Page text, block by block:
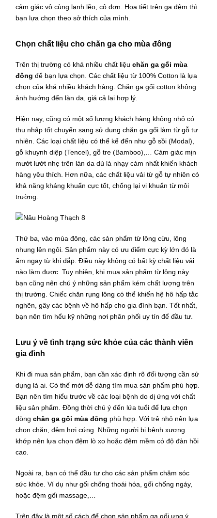
cảm giác vô cùng lạnh lẽo, cô đơn. Họa tiết trên ga đệm thì
bạn lựa chọn theo sở thích của mình.
Chọn chất liệu cho chăn ga cho mùa đông
Trên thị trường có khá nhiều chất liệuchăn ga gối mùa
đông để bạn lựa chọn. Các chất liệu từ 100% Cotton là lựa
chọn của khá nhiều khách hàng. Chăn ga gối cotton không
ảnh hướng đến làn da, giá cả lại hợp lý.
Hiện nay, cũng có một số lương khách hàng không nhỏ có
thu nhập tốt chuyển sang sử dụng chăn ga gối làm từ gỗ tự
nhiên. Các loại chất liệu có thể kể đến như gỗ sồi (Modal),
gỗ khuynh diệp (Tencel), gỗ tre (Bamboo),… Cảm giác mịn
mướt lướt nhẹ trên làn da dù là nhạy cảm nhất khiến khách
hàng yêu thích. Hơn nữa, các chất liệu vải từ gỗ tự nhiên có
khả năng kháng khuẩn cực tốt, chống lại vi khuẩn từ môi
trường.
Thứ ba, vào mùa đông, các sản phẩm từ lông cừu, lông
nhung lên ngôi. Sản phẩm này có ưu điểm cực kỳ lớn đó là
ấm ngay từ khi đắp. Điều này không có bất kỳ chất liệu vải
nào làm được. Tuy nhiên, khi mua sản phẩm từ lông này
bạn cũng nên chú ý những sản phẩm kém chất lượng trên
thị trường. Chiếc chăn rụng lông có thể khiến hệ hô hấp tắc
nghẽn, gây các bệnh về hô hấp cho gia đình bạn. Tốt nhất,
bạn nên tìm hểu kỹ những nơi phân phối uy tín để đầu tư.
Lưu ý về tình trạng sức khỏe của các thành viên
gia đình
Khi đi mua sản phẩm, bạn cần xác định rõ đối tượng cần sử
dụng là ai. Có thế mới dễ dàng tìm mua sản phẩm phù hợp.
Bạn nên tìm hiểu trước về các loại bệnh do dị ứng với chất
liệu sản phẩm. Đồng thời chú ý đến lứa tuổi để lựa chọn
dòngchăn ga gối mùa đông phù hợp. Với trẻ nhỏ nên lựa
chọn chăn, đệm hơi cứng. Những người bị bệnh xương
khớp nên lựa chọn đệm lò xo hoặc đệm mềm có độ đàn hồi
cao.
Ngoài ra, bạn có thể đầu tư cho các sản phẩm chăm sóc
sức khỏe. Ví dụ như gối chống thoái hóa, gối chống ngáy,
hoặc đệm gối massage,…
Trên đây là một số cách để chọn sản phẩm ga gối ưng ý